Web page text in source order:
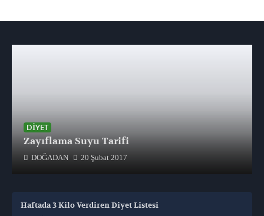
DIYET
Zayıflama Suyu Tarifi
DOĞADAN 20 Şubat 2017
Haftada 3 Kilo Verdiren Diyet Listesi